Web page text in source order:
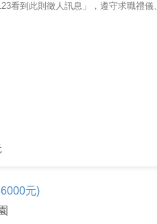
看到此則徵人訊息」，遵守求職禮儀
元)